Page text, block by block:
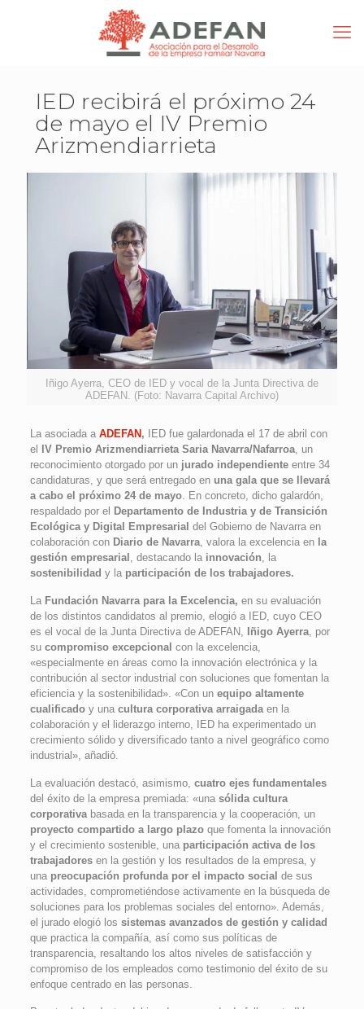
IED recibirá el próximo 24
de mayo el IV Premio
Arizmendiarrieta
Iñigo Ayerra, CEO de IED y vocal de la Junta Directiva de
ADEFAN. (Foto: Navarra Capital Archivo)
La asociada a ADEFAN, IED fue galardonada el 17 de abril con
el IV Premio Arizmendiarrieta Saria Navarra/Nafarroa, un
reconocimiento otorgado por unjurado independienteentre 34
candidaturas, y que será entregado en una gala que se llevará
a cabo el próximo 24 de mayo. En concreto, dicho galardón,
respaldado por el Departamento de Industria y de Transición
Ecológica y Digital Empresarial del Gobierno de Navarra en
colaboración con Diario de Navarra, valora la excelencia en la
gestión empresarial , destacando la innovación , la
sostenibilidad y la participación de los trabajadores.
La Fundación Navarra para la Excelencia, en su evaluación
de los distintos candidatos al premio, elogió a IED, cuyo CEO
es el vocal de la Junta Directiva de ADEFAN, Iñigo Ayerra, por
su compromiso excepcional con la excelencia,
«especialmente en áreas como la innovación electrónica y la
contribución al sector industrial con soluciones que fomentan la
eficiencia y la sostenibilidad». «Con un equipo altamente
cualificadoy una cultura corporativa arraigadaen la
colaboración y el liderazgo interno, IED ha experimentado un
crecimiento sólido y diversificado tanto a nivel geográfico como
industrial», añadió.
La evaluación destacó, asimismo, cuatro ejes fundamentales
del éxito de la empresa premiada: «unasólida cultura
corporativabasada en la transparencia y la cooperación, un
proyecto compartido a largo plazoque fomenta la innovación
y el crecimiento sostenible, una participación activa de los
trabajadoresen la gestión y los resultados de la empresa, y
una preocupación profunda por el impacto social de sus
actividades, comprometiéndose activamente en la búsqueda de
soluciones para los problemas sociales del entorno». Además,
el jurado elogió los sistemas avanzados de gestión y calidad
que practica la compañía, así como sus políticas de
transparencia, resaltando los altos niveles de satisfacción y
compromiso de los empleados como testimonio del éxito de su
enfoque centrado en las personas.